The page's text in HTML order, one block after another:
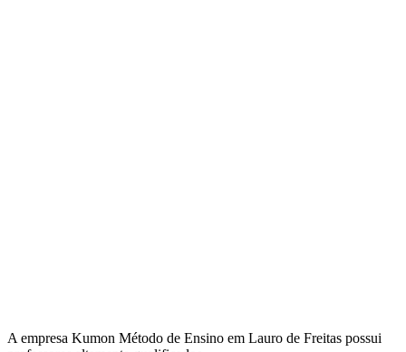
A empresa Kumon Método de Ensino em Lauro de Freitas possui